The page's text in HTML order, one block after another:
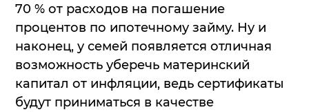
70 % от расходов на погашение
процентов по ипотечному займу. Ну и
наконец, у семей появляется отличная
возможность уберечь материнский
капитал от инфляции, ведь сертификаты
будут приниматься в качестве